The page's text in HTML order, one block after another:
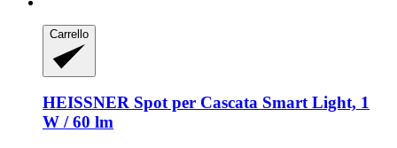
Carrello
HEISSNER Spot per Cascata Smart Light, 1
W / 60 lm